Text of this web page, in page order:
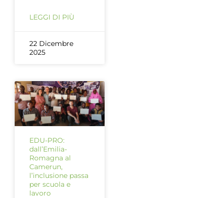
LEGGI DI PIÙ
22 Dicembre
2025
EDU-PRO:
dall’Emilia-
Romagna al
Camerun,
l’inclusione passa
per scuola e
lavoro